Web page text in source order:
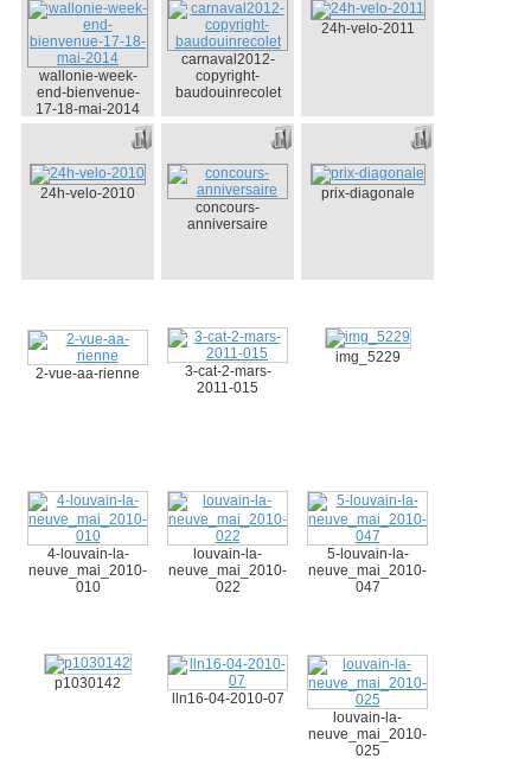
wallonie-week-
end-bienvenue-
17-18-mai-2014
carnaval2012-
copyright-
baudouinrecolet
24h-velo-2011
24h-velo-2010
concours-
anniversaire
prix-diagonale
2-vue-aa-rienne
3-cat-2-mars-
2011-015
img_5229
4-louvain-la-
neuve_mai_2010-
010
louvain-la-
neuve_mai_2010-
022
5-louvain-la-
neuve_mai_2010-
047
p1030142
lln16-04-2010-07
louvain-la-
neuve_mai_2010-
025